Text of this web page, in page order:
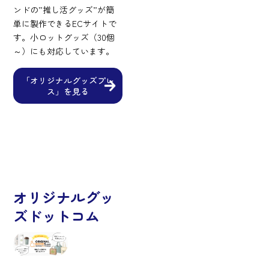
ンドの”推し活グッズ”が簡
単に製作できるECサイトで
す。小ロットグッズ（30個
～）にも対応しています。
「オリジナルグッズプレ
ス」を見る
オリジナルグッ
ズドットコム